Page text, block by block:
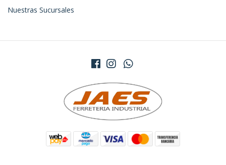
Nuestras Sucursales